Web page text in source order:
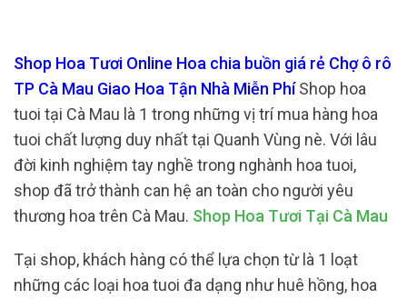
Shop Hoa Tươi Online Hoa chia buồn giá rẻ Chợ ô rô
TP Cà Mau Giao Hoa Tận Nhà Miễn PhíShop hoa
tuoi tại Cà Mau là 1 trong những vị trí mua hàng hoa
tuoi chất lượng duy nhất tại Quanh Vùng nè. Với lâu
đời kinh nghiệm tay nghề trong nghành hoa tuoi,
shop đã trở thành can hệ an toàn cho người yêu
thương hoa trên Cà Mau. Shop Hoa Tươi Tại Cà Mau
Tại shop, khách hàng có thể lựa chọn từ là 1 loạt
những các loại hoa tuoi đa dạng như huê hồng, hoa